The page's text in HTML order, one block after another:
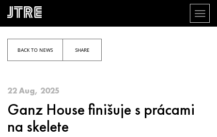
Skip
BACK TO NEWS SHARE
22 Aug, 2025
Ganz House finišuje s prácami
na skelete